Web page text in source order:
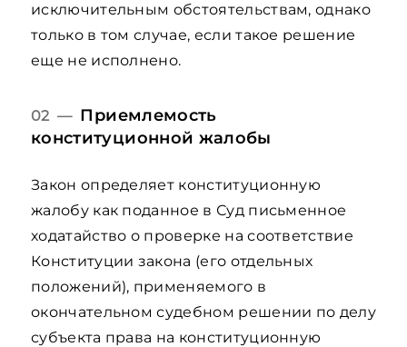
исключительным обстоятельствам, однако
только в том случае, если такое решение
еще не исполнено.
02 — Приемлемость
конституционной жалобы
Закон определяет конституционную
жалобу как поданное в Суд письменное
ходатайство о проверке на соответствие
Конституции закона (его отдельных
положений), применяемого в
окончательном судебном решении по делу
субъекта права на конституционную